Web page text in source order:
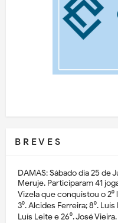
B R E V E S
DAMAS: Sábado dia 25 de
Meruje. Participaram 41
Vizela que conquistou o 2⁰
3⁰. Alcides Ferreira; 8⁰.
Luís Leite e 26⁰. José Vieira.